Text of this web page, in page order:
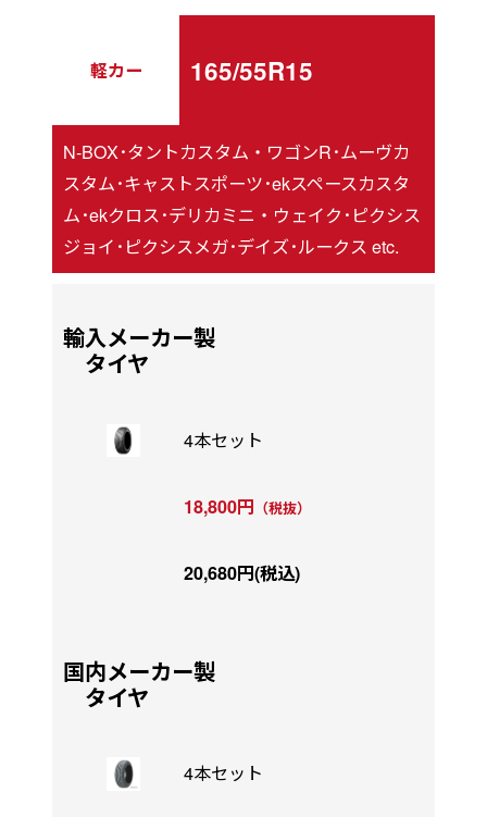
軽カー 165/55R15
N-BOX･タントカスタム・ワゴンR･ムーヴカ
スタム･キャストスポーツ･ekスペースカスタ
ム･ekクロス･デリカミニ・ウェイク･ピクシス
ジョイ･ピクシスメガ･デイズ･ルークス etc.
輸入メーカー製
タイヤ
4本セット
18,800円 （税抜）
20,680円(税込)
国内メーカー製
タイヤ
4本セット